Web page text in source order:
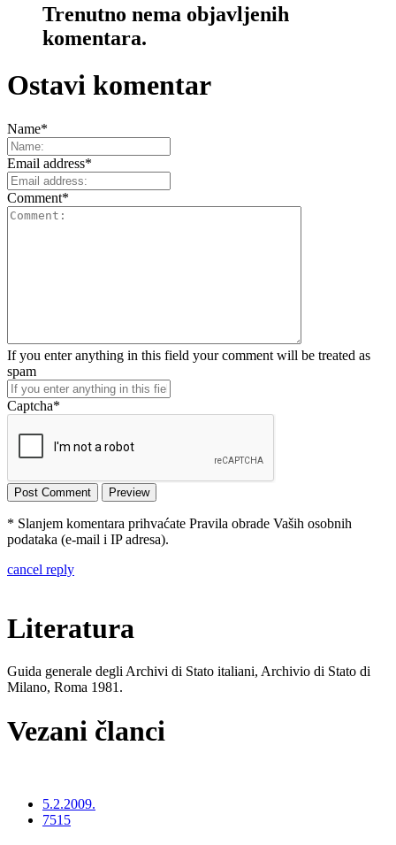
Trenutno nema objavljenih
komentara.
Ostavi komentar
Name*
Email address*
Comment*
If you enter anything in this field your comment will be treated as
spam
Captcha*
* Slanjem komentara prihvaćate Pravila obrade Vaših osobnih
podataka (e-mail i IP adresa).
cancel reply
Literatura
Guida generale degli Archivi di Stato italiani, Archivio di Stato di
Milano, Roma 1981.
Vezani članci
5.2.2009.
7515